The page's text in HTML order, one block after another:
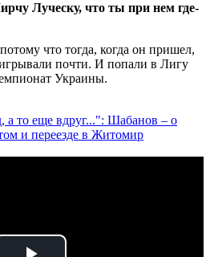
Луческу, что ты при нем где-
что тогда, когда он пришел,
почти. И попали в Лигу
Украины.
а то еще вдруг...": Шабанов – о
и переезде в Житомир